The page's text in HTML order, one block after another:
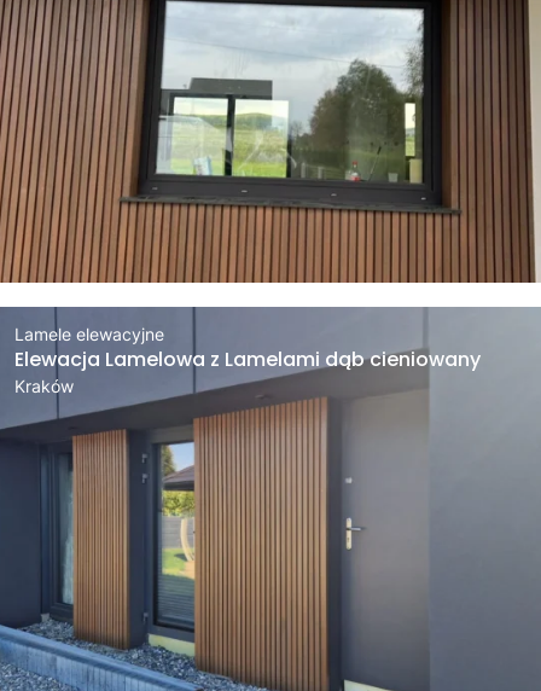
Lamele elewacyjne
Elewacja Lamelowa z Lamelami dąb cieniowany
Kraków